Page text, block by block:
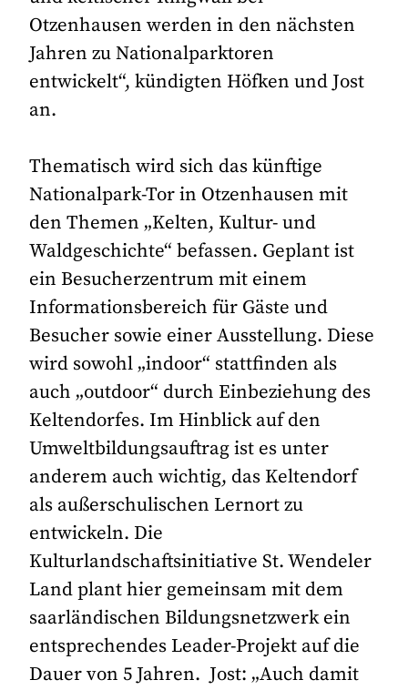
Otzenhausen werden in den nächsten
Jahren zu Nationalparktoren
entwickelt“, kündigten Höfken und Jost
an.
Thematisch wird sich das künftige
Nationalpark-Tor in Otzenhausen mit
den Themen „Kelten, Kultur- und
Waldgeschichte“ befassen. Geplant ist
ein Besucherzentrum mit einem
Informationsbereich für Gäste und
Besucher sowie einer Ausstellung. Diese
wird sowohl „indoor“ stattfinden als
auch „outdoor“ durch Einbeziehung des
Keltendorfes. Im Hinblick auf den
Umweltbildungsauftrag ist es unter
anderem auch wichtig, das Keltendorf
als außerschulischen Lernort zu
entwickeln. Die
Kulturlandschaftsinitiative St. Wendeler
Land plant hier gemeinsam mit dem
saarländischen Bildungsnetzwerk ein
entsprechendes Leader-Projekt auf die
Dauer von 5 Jahren. Jost: „Auch damit